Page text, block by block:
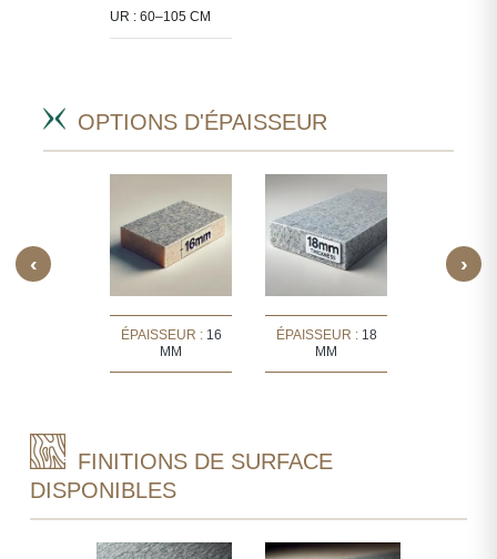
UR : 60–105 CM
OPTIONS D'ÉPAISSEUR
‹
ÉPAISSEUR : 16
MM
ÉPAISSEUR : 18
MM
›
FINITIONS DE SURFACE
DISPONIBLES